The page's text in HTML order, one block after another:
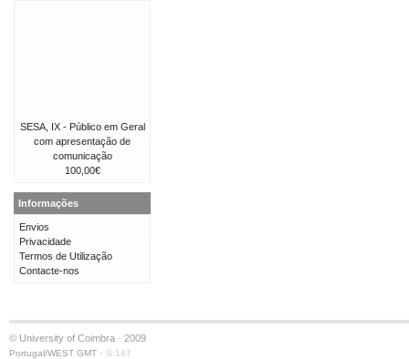
SESA, IX - Público em Geral
com apresentação de
comunicação
100,00€
Informações
Envios
Privacidade
Termos de Utilização
Contacte-nos
© University of Coimbra · 2009
Portugal/WEST GMT · S:147